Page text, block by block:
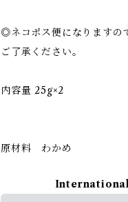
◎ネコポス便になりますの
ご了承ください。
内容量 25g×2
原材料 わかめ